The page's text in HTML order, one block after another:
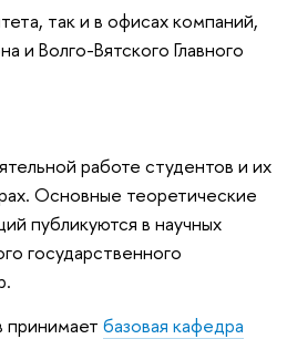
так и в офисах компаний,
и Волго-Вятского Главного
работе студентов и их
Основные теоретические
публикуются в научных
государственного
принимаетбазовая кафедра